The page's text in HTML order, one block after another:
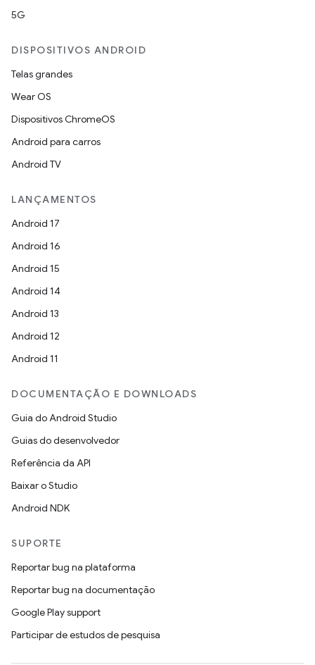
5G
DISPOSITIVOS ANDROID
Telas grandes
Wear OS
Dispositivos ChromeOS
Android para carros
Android TV
LANÇAMENTOS
Android 17
Android 16
Android 15
Android 14
Android 13
Android 12
Android 11
DOCUMENTAÇÃO E DOWNLOADS
Guia do Android Studio
Guias do desenvolvedor
Referência da API
Baixar o Studio
Android NDK
SUPORTE
Reportar bug na plataforma
Reportar bug na documentação
Google Play support
Participar de estudos de pesquisa